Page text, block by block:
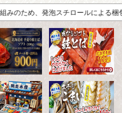
のため、発泡スチロールによる梱